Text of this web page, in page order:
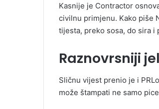
Kasnije je Contractor
civilnu primjenu. Kako piše
tijesta, preko sosa, do sira i
Raznovrsniji
Sličnu vijest prenio je i
može štampati ne samo